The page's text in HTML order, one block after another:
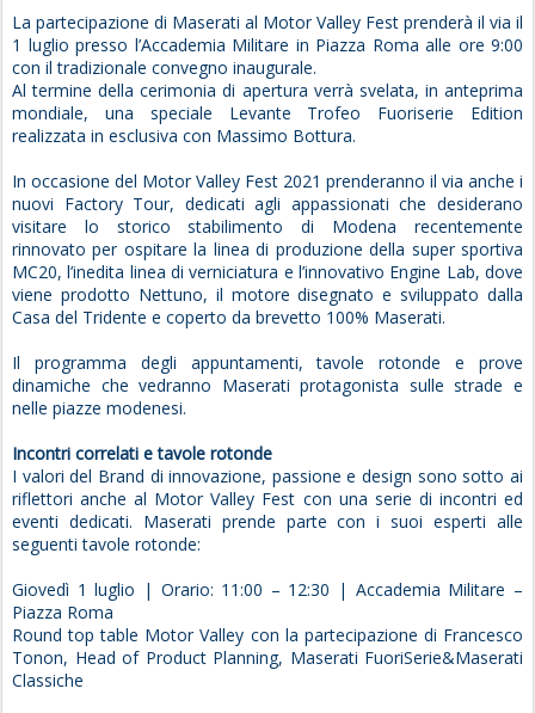
La partecipazione di Maserati al Motor Valley Fest prenderà il via il
1 luglio presso l’Accademia Militare in Piazza Roma alle ore 9:00
con il tradizionale convegno inaugurale.
Al termine della cerimonia di apertura verrà svelata, in anteprima
mondiale, una speciale Levante Trofeo Fuoriserie Edition
realizzata in esclusiva con Massimo Bottura.
In occasione del Motor Valley Fest 2021 prenderanno il via anche i
nuovi Factory Tour, dedicati agli appassionati che desiderano
visitare lo storico stabilimento di Modena recentemente
rinnovato per ospitare la linea di produzione della super sportiva
MC20, l’inedita linea di verniciatura e l’innovativo Engine Lab, dove
viene prodotto Nettuno, il motore disegnato e sviluppato dalla
Casa del Tridente e coperto da brevetto 100% Maserati.
Il programma degli appuntamenti, tavole rotonde e prove
dinamiche che vedranno Maserati protagonista sulle strade e
nelle piazze modenesi.
Incontri correlati e tavole rotonde
I valori del Brand di innovazione, passione e design sono sotto ai
riflettori anche al Motor Valley Fest con una serie di incontri ed
eventi dedicati. Maserati prende parte con i suoi esperti alle
seguenti tavole rotonde:
Giovedì 1 luglio | Orario: 11:00 – 12:30 | Accademia Militare –
Piazza Roma
Round top table Motor Valley con la partecipazione di Francesco
Tonon, Head of Product Planning, Maserati FuoriSerie&Maserati
Classiche